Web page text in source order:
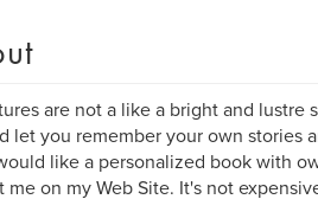
are not a like a bright and
let you remember your own stories
like a personalized book with
me on my Web Site. It's not